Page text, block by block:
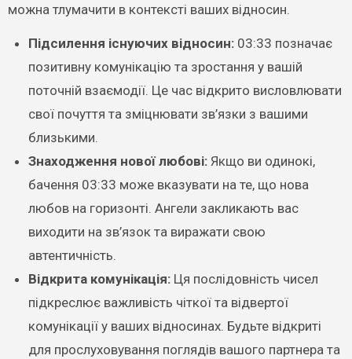
можна тлумачити в контексті ваших відносин.
Підсилення існуючих відносин:03:33 позначає
позитивну комунікацію та зростання у вашій
поточній взаємодії. Це час відкрито висловлювати
свої почуття та зміцнювати зв’язки з вашими
близькими.
Знаходження нової любові:Якщо ви одинокі,
бачення 03:33 може вказувати на те, що нова
любов на горизонті. Ангели закликають вас
виходити на зв’язок та виражати свою
автентичність.
Відкрита комунікація:Ця послідовність чисел
підкреслює важливість чіткої та відвертої
комунікації у ваших відносинах. Будьте відкриті
для прослуховування поглядів вашого партнера та